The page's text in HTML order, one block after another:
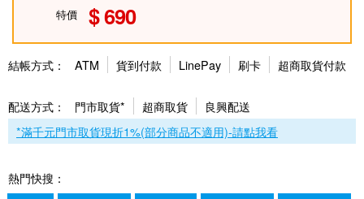
特價 690
結帳方式： ATM 貨到付款 LinePay 刷卡 超商取貨付款
配送方式： 門市取貨* 超商取貨
良興配送
*滿千元門市取貨現折1%(部分商品不適用)-請點我看
熱門快搜：